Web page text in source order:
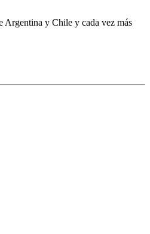
Argentina y Chile y cada vez más